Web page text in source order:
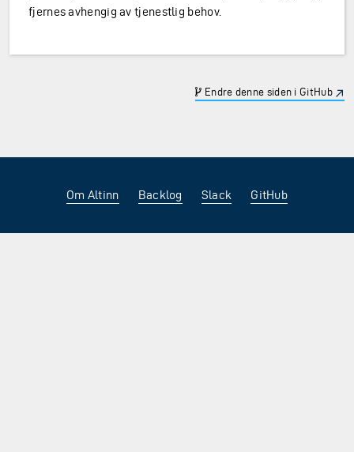
fjernes avhengig av tjenestlig behov.
Endre denne siden i GitHub
Om Altinn Backlog Slack GitHub